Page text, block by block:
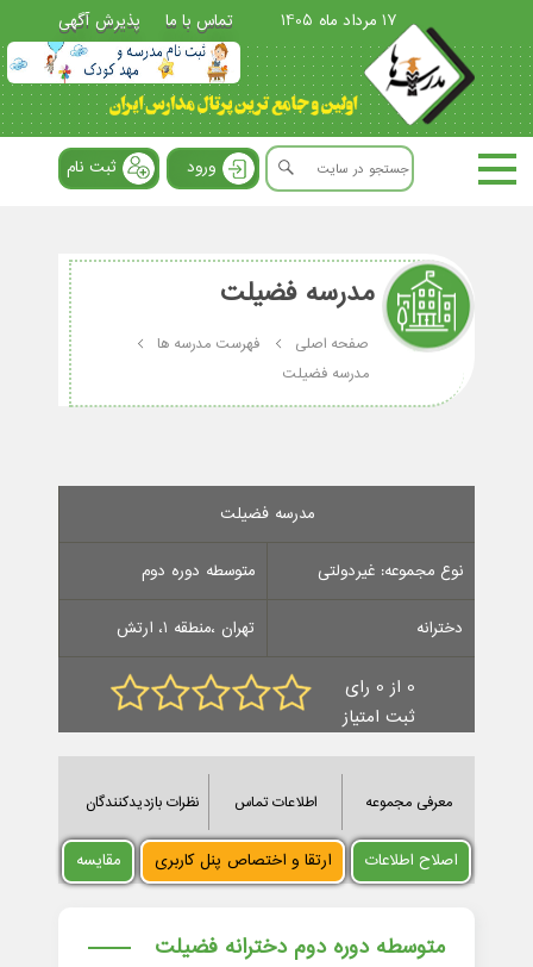
17 مرداد ماه 1405 تماس با ما پذیرش آگهی
ورود ثبت نام
مدرسه فضیلت
صفحه اصلی
فهرست مدرسه ها
مدرسه فضیلت
مدرسه فضیلت
نوع مجموعه: غیردولتی متوسطه دوره دوم
دخترانه تهران ،منطقه 1، ارتش
0 از 0 رای
ثبت امتیاز
معرفی مجموعه اطلاعات تماس نظرات بازدیدکنندگان
اصلاح اطلاعات ارتقا و اختصاص پنل کاربری مقایسه
متوسطه دوره دوم دخترانه فضیلت